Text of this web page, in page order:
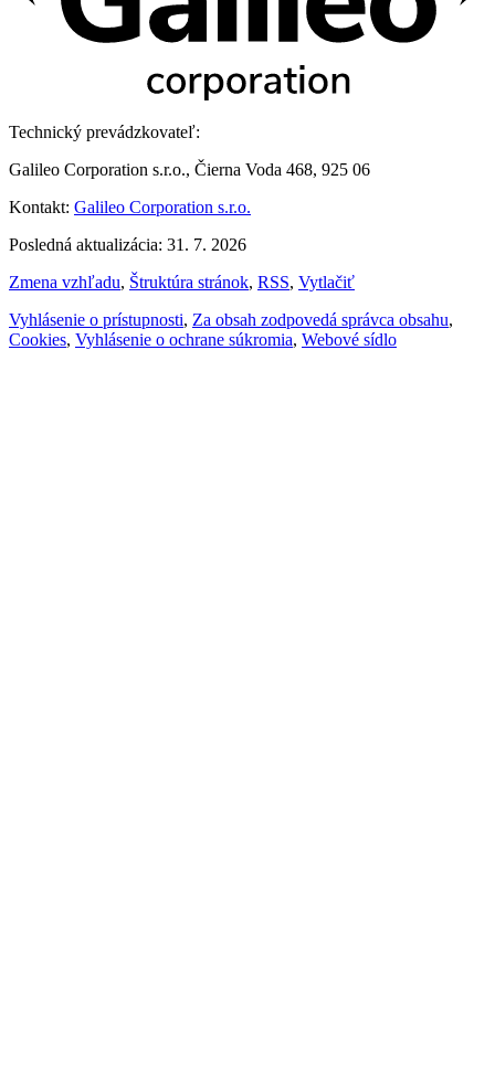
Technický prevádzkovateľ:
Galileo Corporation s.r.o., Čierna Voda 468, 925 06
Kontakt: Galileo Corporation s.r.o.
Posledná aktualizácia: 31. 7. 2026
Zmena vzhľadu, Štruktúra stránok, RSS, Vytlačiť
Vyhlásenie o prístupnosti, Za obsah zodpovedá správca obsahu,
Cookies, Vyhlásenie o ochrane súkromia, Webové sídlo